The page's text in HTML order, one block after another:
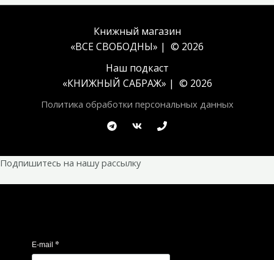
Книжный магазин
«ВСЕ СВОБОДНЫ» | © 2026
Наш подкаст
«КНИЖНЫЙ САБРАЖ» | © 2026
Политика обработки персональных данных
Подпишитесь на нашу рассылку
E-mail *